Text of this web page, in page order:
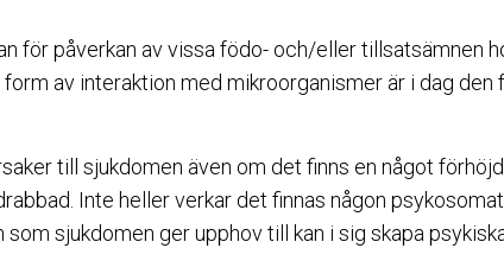
för påverkan av vissa födo- och/eller tillsatsämnen
av interaktion med mikroorganismer är i dag den
till sjukdomen även om det finns en något
Inte heller verkar det finnas någon
sjukdomen ger upphov till kan i sig skapa